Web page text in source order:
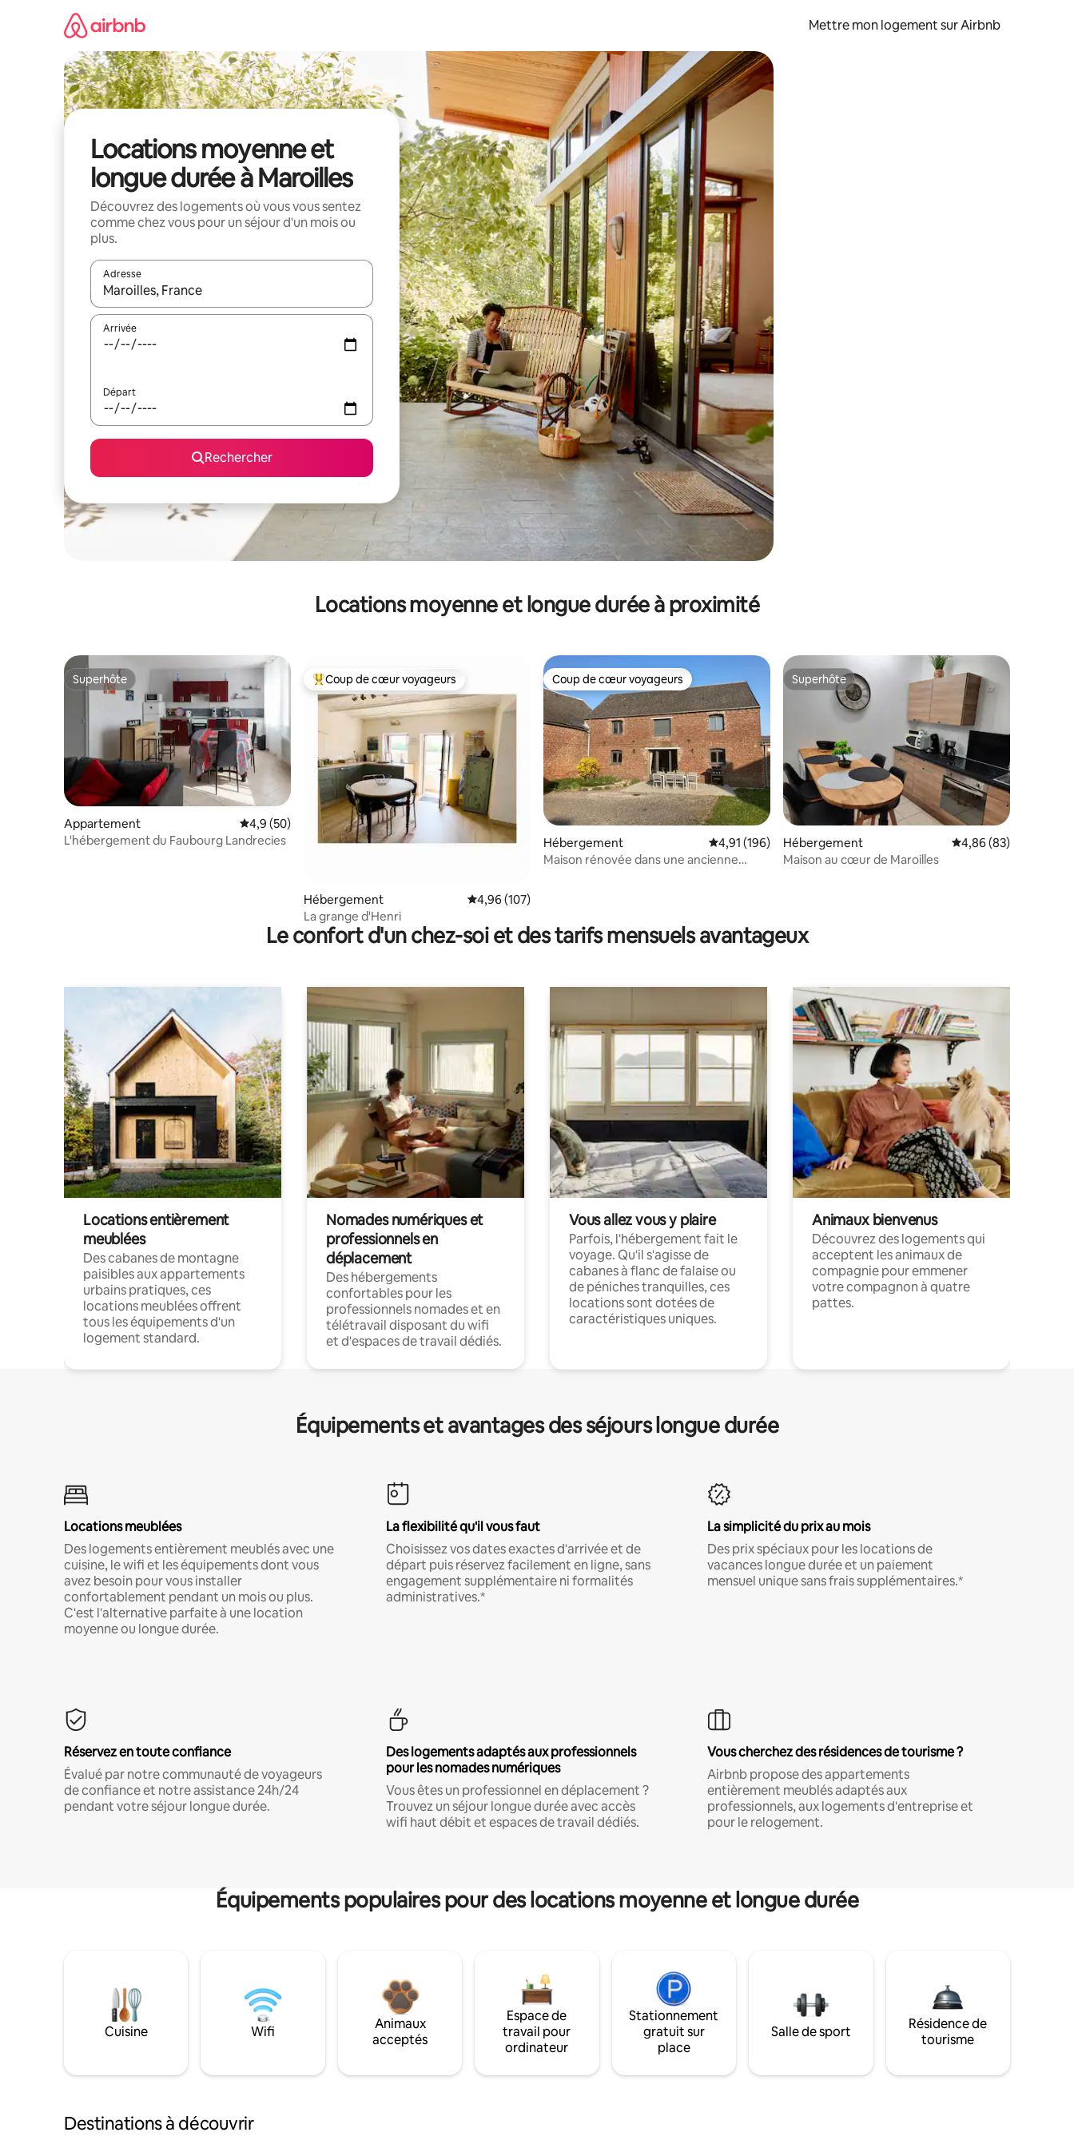
Mettre mon logement sur Airbnb
Locations moyenne et
longue durée à Maroilles
Découvrez des logements où vous vous sentez
comme chez vous pour un séjour d'un mois ou
plus.
Adresse
Lorsque les résultats s'affichent, utilisez les flèches vers le haut et vers le bas pour les parcourir ou en appuyant et en faisant glisser.
Arrivée
Départ
Rechercher
Locations moyenne et longue durée à proximité
Superhôte
Superhôte
Appartement Évaluation moyenne sur la base de 50 commentaires : 4,9 sur 5
4,9 (50)
L'hébergement du Faubourg Landrecies
Coups de cœur voyageurs les plus appréciés
Coup de cœur voyageurs
Hébergement Évaluation moyenne sur la base de 107 commentaires : 4,96 sur 5
4,96 (107)
La grange d'Henri
Coup de cœur voyageurs
Coup de cœur voyageurs
Hébergement Évaluation moyenne sur la base de 196 commentaires : 4,91 sur 5
4,91 (196)
Maison rénovée dans une ancienne
Superhôte
Superhôte
Hébergement Évaluation moyenne
4,86 (83)
Maison au cœur de Maroilles
Le confort d'un chez-soi et des tarifs mensuels avantageux
Locations entièrement
meublées
Des cabanes de montagne
paisibles aux appartements
urbains pratiques, ces
locations meublées offrent
tous les équipements d'un
logement standard.
Nomades numériques et
professionnels en
déplacement
Des hébergements
confortables pour les
professionnels nomades et en
télétravail disposant du wifi
et d'espaces de travail dédiés.
Vous allez vous y plaire
Parfois, l'hébergement fait le
voyage. Qu'il s'agisse de
cabanes à flanc de falaise ou
de péniches tranquilles, ces
locations sont dotées de
caractéristiques uniques.
Animaux bienvenus
Découvrez des logements qui
acceptent les animaux de
compagnie pour emmener
votre compagnon à quatre
pattes.
Équipements et avantages des séjours longue durée
Locations meublées
Des logements entièrement meublés avec une
cuisine, le wifi et les équipements dont vous
avez besoin pour vous installer
confortablement pendant un mois ou plus.
C'est l'alternative parfaite à une location
moyenne ou longue durée.
La flexibilité qu'il vous faut
Choisissez vos dates exactes d'arrivée et de
départ puis réservez facilement en ligne, sans
engagement supplémentaire ni formalités
administratives.*
La simplicité du prix au mois
Des prix spéciaux pour les locations de
vacances longue durée et un paiement
mensuel unique sans frais supplémentaires.*
Réservez en toute confiance
Évalué par notre communauté de voyageurs
de confiance et notre assistance 24h/24
pendant votre séjour longue durée.
Des logements adaptés aux professionnels
pour les nomades numériques
Vous êtes un professionnel en déplacement ?
Trouvez un séjour longue durée avec accès
wifi haut débit et espaces de travail dédiés.
Vous cherchez des résidences de tourisme ?
Airbnb propose des appartements
entièrement meublés adaptés aux
professionnels, aux logements d'entreprise et
pour le relogement.
Équipements populaires pour des locations moyenne et longue durée
Cuisine Wifi
Animaux
acceptés
Espace de
travail pour
ordinateur
Stationnement
gratuit sur
place
Salle de sport
Résidence de
tourisme
Destinations à découvrir